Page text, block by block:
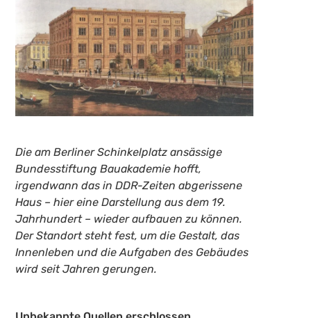
Die am Berliner Schinkelplatz ansässige
Bundesstiftung Bauakademie hofft,
irgendwann das in DDR-Zeiten abgerissene
Haus – hier eine Darstellung aus dem 19.
Jahrhundert – wieder aufbauen zu können.
Der Standort steht fest, um die Gestalt, das
Innenleben und die Aufgaben des Gebäudes
wird seit Jahren gerungen.